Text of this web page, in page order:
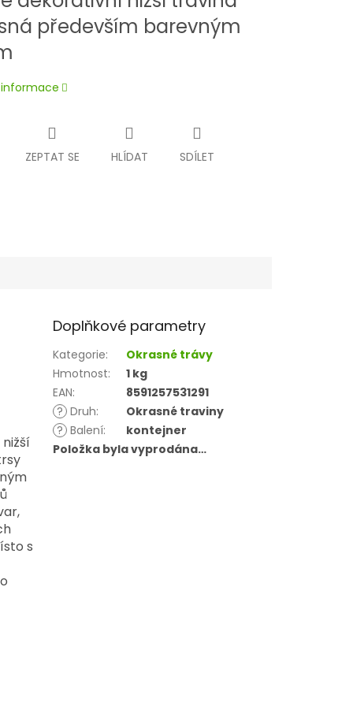
především barevným
ZEPTAT SE HLÍDAT SDÍLET
s
Doplňkové parametry
Kategorie:
Okrasné trávy
Hmotnost:
1 kg
EAN:
8591257531291
? Druh:
Okrasné traviny
? Balení:
kontejner
Položka byla vyprodána…